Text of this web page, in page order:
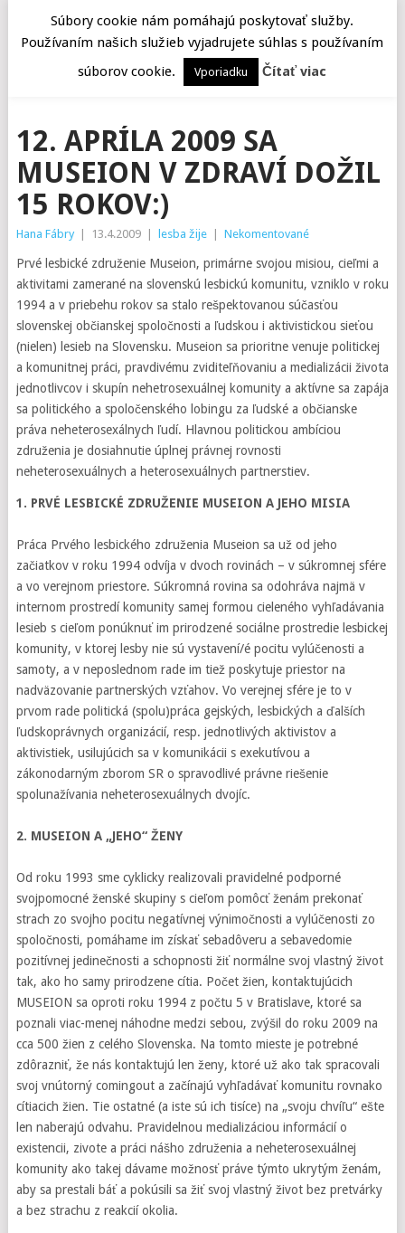
12. APRÍLA 2009 SA
MUSEION V ZDRAVÍ DOŽIL
15 ROKOV:)
Hana Fábry 13.4.2009 lesba žije Nekomentované
Prvé lesbické združenie Museion, primárne svojou misiou, cieľmi a
aktivitami zamerané na slovenskú lesbickú komunitu, vzniklo v roku
1994 a v priebehu rokov sa stalo rešpektovanou súčasťou
slovenskej občianskej spoločnosti a ľudskou i aktivistickou sieťou
(nielen) lesieb na Slovensku. Museion sa prioritne venuje politickej
a komunitnej práci, pravdivému zviditeľňovaniu a medializácii života
jednotlivcov i skupín nehetrosexuálnej komunity a aktívne sa zapája
sa politického a spoločenského lobingu za ľudské a občianske
práva neheterosexálnych ľudí. Hlavnou politickou ambíciou
združenia je dosiahnutie úplnej právnej rovnosti
neheterosexuálnych a heterosexuálnych partnerstiev.
1. PRVÉ LESBICKÉ ZDRUŽENIE MUSEION A JEHO MISIA
Práca Prvého lesbického združenia Museion sa už od jeho
začiatkov v roku 1994 odvíja v dvoch rovinách – v súkromnej sfére
a vo verejnom priestore. Súkromná rovina sa odohráva najmä v
internom prostredí komunity samej formou cieleného vyhľadávania
lesieb s cieľom ponúknuť im prirodzené sociálne prostredie lesbickej
komunity, v ktorej lesby nie sú vystavení/é pocitu vylúčenosti a
samoty, a v neposlednom rade im tiež poskytuje priestor na
nadväzovanie partnerských vzťahov. Vo verejnej sfére je to v
prvom rade politická (spolu)práca gejských, lesbických a ďalších
ľudskoprávnych organizácií, resp. jednotlivých aktivistov a
aktivistiek, usilujúcich sa v komunikácii s exekutívou a
zákonodarným zborom SR o spravodlivé právne riešenie
spolunažívania neheterosexuálnych dvojíc.
2. MUSEION A „JEHO“ ŽENY
Od roku 1993 sme cyklicky realizovali pravidelné podporné
svojpomocné ženské skupiny s cieľom pomôcť ženám prekonať
strach zo svojho pocitu negatívnej výnimočnosti a vylúčenosti zo
spoločnosti, pomáhame im získať sebadôveru a sebavedomie
pozitívnej jedinečnosti a schopnosti žiť normálne svoj vlastný život
tak, ako ho samy prirodzene cítia. Počet žien, kontaktujúcich
MUSEION sa oproti roku 1994 z počtu 5 v Bratislave, ktoré sa
poznali viac-menej náhodne medzi sebou, zvýšil do roku 2009 na
cca 500 žien z celého Slovenska. Na tomto mieste je potrebné
zdôrazniť, že nás kontaktujú len ženy, ktoré už ako tak spracovali
svoj vnútorný comingout a začínajú vyhľadávať komunitu rovnako
cítiacich žien. Tie ostatné (a iste sú ich tisíce) na „svoju chvíľu“ ešte
len naberajú odvahu. Pravidelnou medializáciou informácií o
existencii, zivote a práci nášho združenia a neheterosexuálnej
komunity ako takej dávame možnosť práve týmto ukrytým ženám,
aby sa prestali báť a pokúsili sa žiť svoj vlastný život bez pretvárky
a bez strachu z reakcií okolia.
Súbory cookie nám pomáhajú poskytovať služby.
Používaním našich služieb vyjadrujete súhlas s používaním
súborov cookie.
Vporiadku Čítať viac